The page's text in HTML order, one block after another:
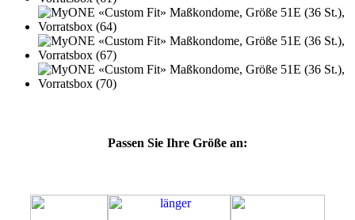
Passen Sie Ihre Größe an: